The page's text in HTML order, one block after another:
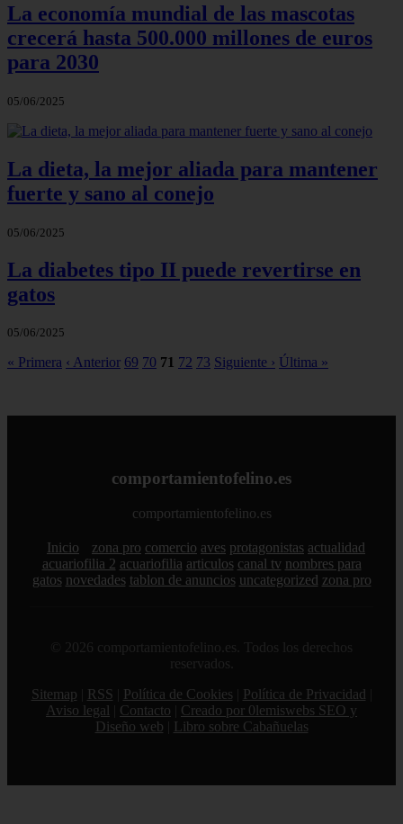
La economía mundial de las mascotas
crecerá hasta 500.000 millones de euros
para 2030
05/06/2025
La dieta, la mejor aliada para mantener
fuerte y sano al conejo
05/06/2025
La diabetes tipo II puede revertirse en
gatos
05/06/2025
« Primera ‹ Anterior 69 70 71 72 73 Siguiente › Última »
comportamientofelino.es
comportamientofelino.es
Inicio zona pro comercio aves protagonistas actualidad
acuariofilia 2 acuariofilia articulos canal tv nombres para
gatos novedades tablon de anuncios uncategorized zona pro
© 2026 comportamientofelino.es. Todos los derechos
reservados.
Sitemap
RSS Política de Cookies Política de Privacidad
Aviso legal
Contacto
Creado por 0lemiswebs SEO y
Diseño web
Libro sobre Cabañuelas